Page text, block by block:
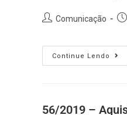
Comunicação
Continue Lendo
56/2019 –